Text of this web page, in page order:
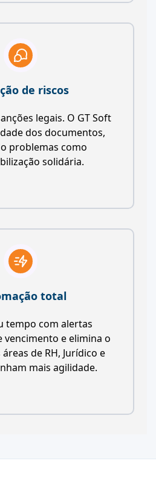
de riscos
legais. O GT Soft
dos documentos,
problemas como
solidária.
total
tempo com alertas
vencimento e elimina o
de RH, Jurídico e
mais agilidade.